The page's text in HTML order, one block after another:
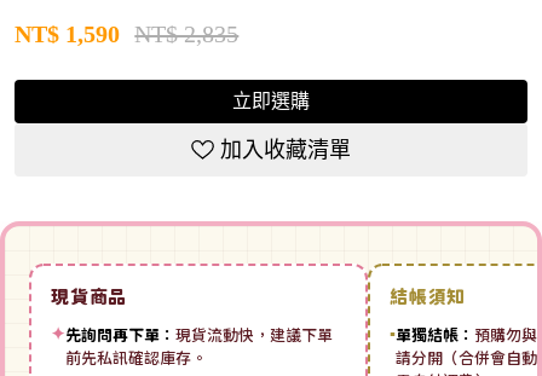
NT$ 1,590 NT$ 2,835
立即選購
加入收藏清單
現貨商品
✦先詢問再下單： 現貨流動快，建議下單
前先私訊確認庫存。
結帳須知
▪單獨結帳： 預購勿與
請分開（合併會自